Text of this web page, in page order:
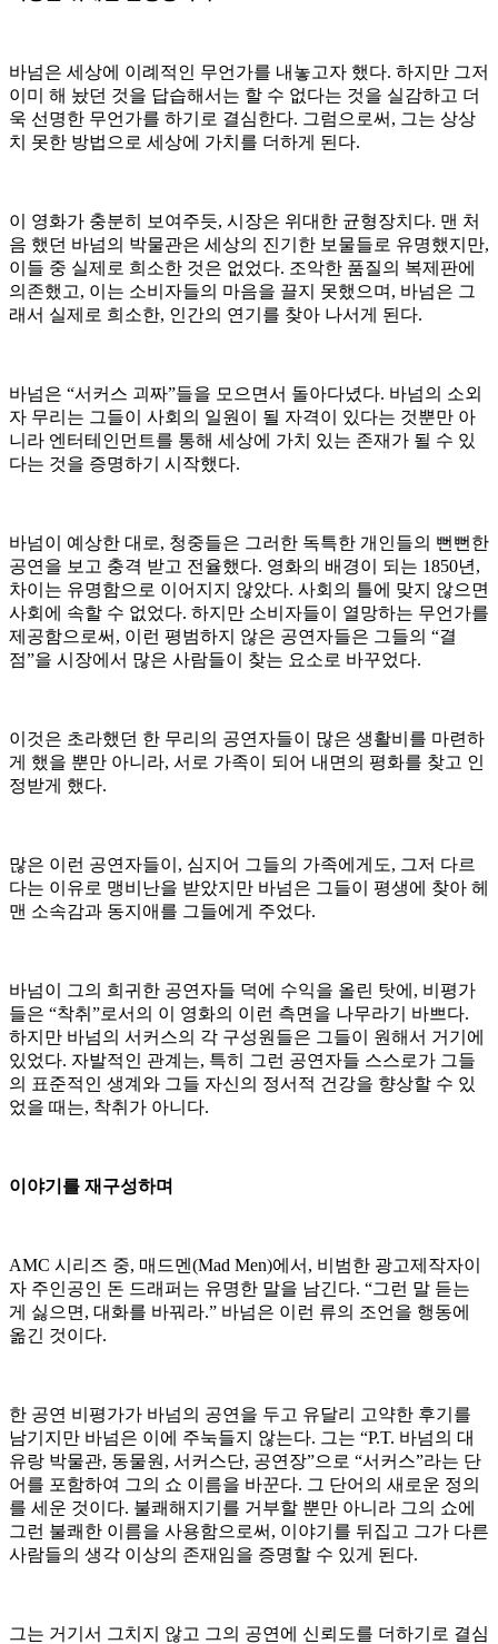
바넘은 세상에 이례적인 무언가를 내놓고자 했다. 하지만 그저
이미 해 놨던 것을 답습해서는 할 수 없다는 것을 실감하고 더
욱 선명한 무언가를 하기로 결심한다. 그럼으로써, 그는 상상
치 못한 방법으로 세상에 가치를 더하게 된다.
이 영화가 충분히 보여주듯, 시장은 위대한 균형장치다. 맨 처
음 했던 바넘의 박물관은 세상의 진기한 보물들로 유명했지만,
이들 중 실제로 희소한 것은 없었다. 조악한 품질의 복제판에
의존했고, 이는 소비자들의 마음을 끌지 못했으며, 바넘은 그
래서 실제로 희소한, 인간의 연기를 찾아 나서게 된다.
바넘은 “서커스 괴짜”들을 모으면서 돌아다녔다. 바넘의 소외
자 무리는 그들이 사회의 일원이 될 자격이 있다는 것뿐만 아
니라 엔터테인먼트를 통해 세상에 가치 있는 존재가 될 수 있
다는 것을 증명하기 시작했다.
바넘이 예상한 대로, 청중들은 그러한 독특한 개인들의 뻔뻔한
공연을 보고 충격 받고 전율했다. 영화의 배경이 되는 1850년,
차이는 유명함으로 이어지지 않았다. 사회의 틀에 맞지 않으면
사회에 속할 수 없었다. 하지만 소비자들이 열망하는 무언가를
제공함으로써, 이런 평범하지 않은 공연자들은 그들의 “결
점”을 시장에서 많은 사람들이 찾는 요소로 바꾸었다.
이것은 초라했던 한 무리의 공연자들이 많은 생활비를 마련하
게 했을 뿐만 아니라, 서로 가족이 되어 내면의 평화를 찾고 인
정받게 했다.
많은 이런 공연자들이, 심지어 그들의 가족에게도, 그저 다르
다는 이유로 맹비난을 받았지만 바넘은 그들이 평생에 찾아 헤
맨 소속감과 동지애를 그들에게 주었다.
바넘이 그의 희귀한 공연자들 덕에 수익을 올린 탓에, 비평가
들은 “착취”로서의 이 영화의 이런 측면을 나무라기 바쁘다.
하지만 바넘의 서커스의 각 구성원들은 그들이 원해서 거기에
있었다. 자발적인 관계는, 특히 그런 공연자들 스스로가 그들
의 표준적인 생계와 그들 자신의 정서적 건강을 향상할 수 있
었을 때는, 착취가 아니다.
이야기를 재구성하며
AMC 시리즈 중, 매드멘(Mad Men)에서, 비범한 광고제작자이
자 주인공인 돈 드래퍼는 유명한 말을 남긴다. “그런 말 듣는
게 싫으면, 대화를 바꿔라.” 바넘은 이런 류의 조언을 행동에
옮긴 것이다.
한 공연 비평가가 바넘의 공연을 두고 유달리 고약한 후기를
남기지만 바넘은 이에 주눅들지 않는다. 그는 “P.T. 바넘의 대
유랑 박물관, 동물원, 서커스단, 공연장”으로 “서커스”라는 단
어를 포함하여 그의 쇼 이름을 바꾼다. 그 단어의 새로운 정의
를 세운 것이다. 불쾌해지기를 거부할 뿐만 아니라 그의 쇼에
그런 불쾌한 이름을 사용함으로써, 이야기를 뒤집고 그가 다른
사람들의 생각 이상의 존재임을 증명할 수 있게 된다.
그는 거기서 그치지 않고 그의 공연에 신뢰도를 더하기로 결심